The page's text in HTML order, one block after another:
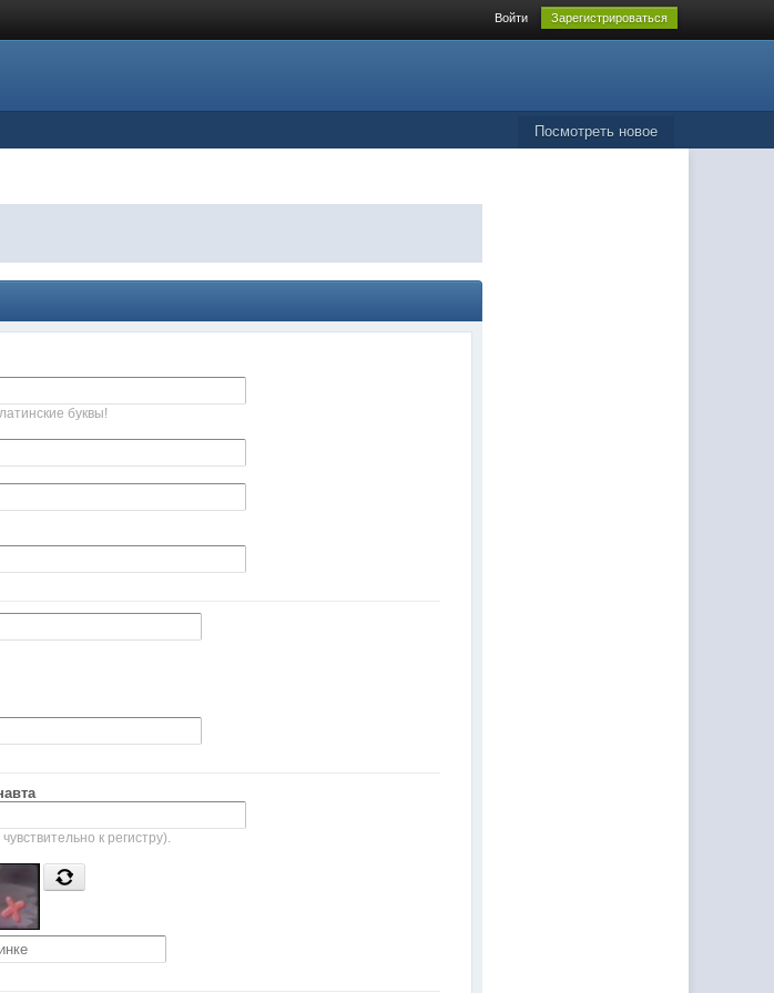
Войти Зарегистрироваться
Посмотреть новое
буквы!
к регистру).